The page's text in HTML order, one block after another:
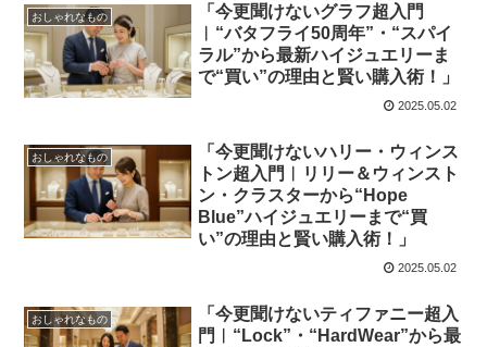
おしゃれなもの
「今更聞けないグラフ超入門
︱“バタフライ50周年”・“スパイ
ラル”から最新ハイジュエリーま
で“買い”の理由と賢い購入術！」
2025.05.02
おしゃれなもの
「今更聞けないハリー・ウィンス
トン超入門︱リリー＆ウィンスト
ン・クラスターから“Hope
Blue”ハイジュエリーまで“買
い”の理由と賢い購入術！」
2025.05.02
おしゃれなもの
「今更聞けないティファニー超入
門︱“Lock”・“HardWear”から最